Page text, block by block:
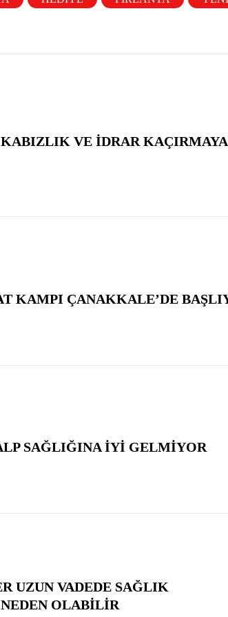
KABIZLIK VE İDRAR
KAMPI ÇANAKKALE’DE
SAĞLIĞINA İYI GELMIYOR
UZUN VADEDE SAĞLIK
OLABILIR